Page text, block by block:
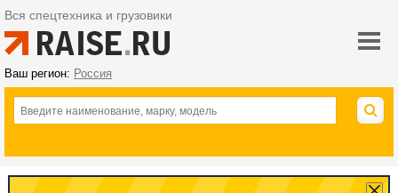
Вся спецтехника и грузовики
Ваш регион: Россия